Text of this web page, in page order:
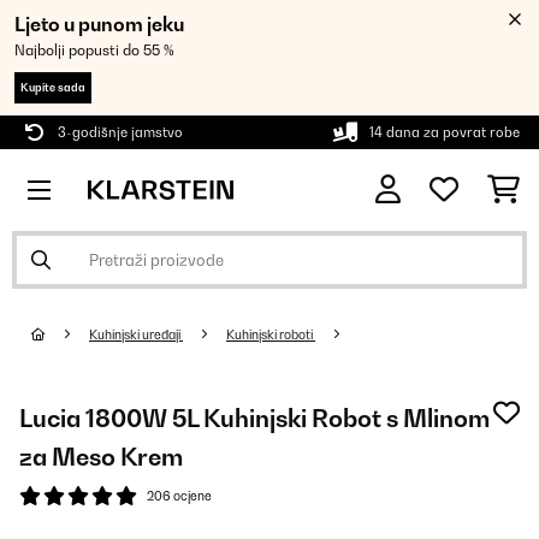
Ljeto u punom jeku
Najbolji popusti do 55 %
Kupite sada
3-godišnje jamstvo 14 dana za povrat robe
Kuhinjski uređaji Kuhinjski roboti
Lucia 1800W 5L Kuhinjski Robot s Mlinom
za Meso Krem
206 ocjene